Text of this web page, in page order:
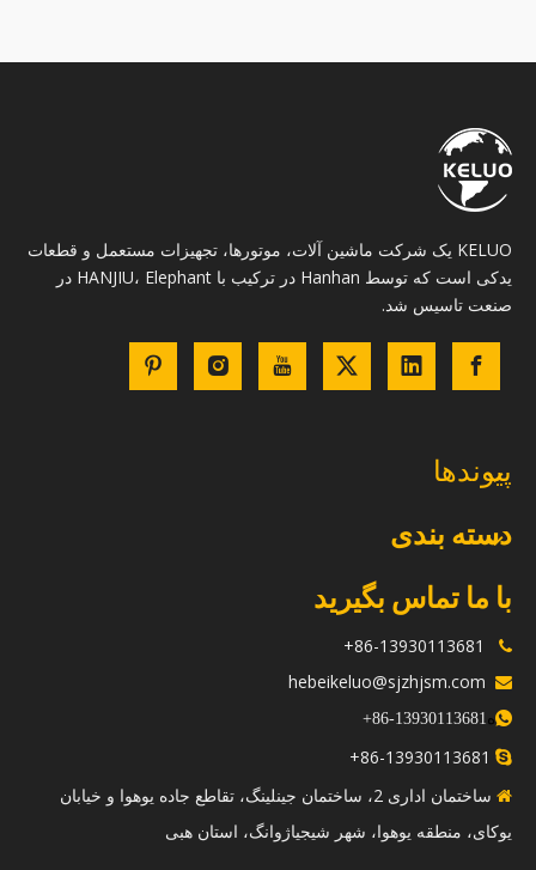
KELUO یک شرکت ماشین آلات، موتورها، تجهیزات مستعمل و قطعات
یدکی است که توسط Hanhan در ترکیب با HANJIU، Elephant در
صنعت تاسیس شد.
پیوندها
دسته بندی
با ما تماس بگیرید


hebeikeluo@sjzhjsm.com
ه 13930113681-86
+


ساختمان اداری 2، ساختمان جینلینگ، تقاطع جاده یوهوا و خیابان
یوکای، منطقه یوهوا، شهر شیجیاژوانگ، استان هبی